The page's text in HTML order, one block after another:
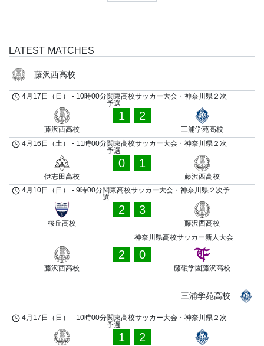
LATEST MATCHES
藤沢西高校
関東高校サッカー大会・神奈川県２次
予選
4月17日（日） - 10時00分
藤沢西高校
1 2
三浦学苑高校
関東高校サッカー大会・神奈川県２次
予選
4月16日（土） - 11時00分
伊志田高校
0 1
藤沢西高校
関東高校サッカー大会・神奈川県２次予
選
4月10日（日） - 9時00分
桜丘高校
2 3
藤沢西高校
神奈川県高校サッカー新人大会
藤沢西高校
2 0
藤嶺学園藤沢高校
三浦学苑高校
関東高校サッカー大会・神奈川県２次
予選
4月17日（日） - 10時00分
1 2